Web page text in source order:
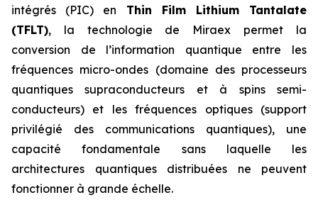
intégrés (PIC) en Thin Film Lithium Tantalate
(TFLT), la technologie de Miraex permet la
conversion de l’information quantique entre les
fréquences micro-ondes (domaine des processeurs
quantiques supraconducteurs et à spins semi-
conducteurs) et les fréquences optiques (support
privilégié des communications quantiques), une
capacité fondamentale sans laquelle les
architectures quantiques distribuées ne peuvent
fonctionner à grande échelle.